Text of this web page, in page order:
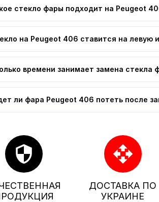
стекло фары подходит на Peugeot
на Peugeot 406 ставится на левую
времени занимает замена стекла
ли фара Peugeot 406 потеть после
security open_with
ДОСТАВКА ПО
УКРАИНЕ